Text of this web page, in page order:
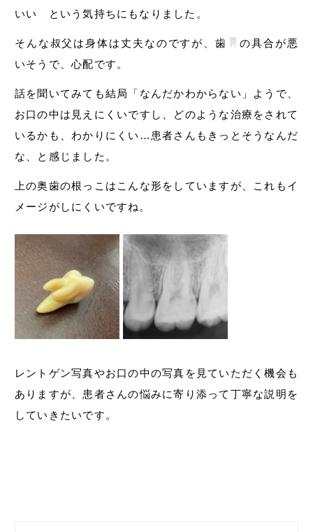
いい という気持ちにもなりました。
そんな叔父は身体は丈夫なのですが、歯
の具合が悪
いそうで、心配です。
話を聞いてみても結局「なんだかわからない」ようで、
お口の中は見えにくいですし、どのような治療をされて
いるかも、わかりにくい…患者さんもきっとそうなんだ
な、と感じました。
上の奥歯の根っこはこんな形をしていますが、これもイ
メージがしにくいですね。
レントゲン写真やお口の中の写真を見ていただく機会も
ありますが、患者さんの悩みに寄り添って丁寧な説明を
していきたいです。